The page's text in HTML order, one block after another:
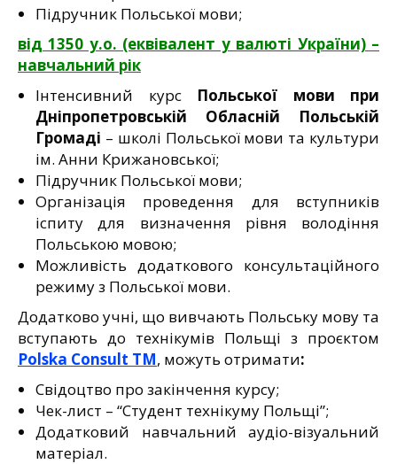
Підручник Польської мови;
від 1350 у.о. (еквівалент у валюті України) –
навчальний рік
Інтенсивний курс Польської мови при
Дніпропетровській Обласній Польській
Громаді – школі Польської мови та культури
ім. Анни Крижановської;
Підручник Польської мови;
Організація проведення для вступників
іспиту для визначення рівня володіння
Польською мовою;
Можливість додаткового консультаційного
режиму з Польської мови.
Додатково учні, що вивчають Польську мову та
вступають до технікумів Польщі з проєктом
Polska Consult TM, можуть отримати:
Свідоцтво про закінчення курсу;
Чек-лист – “Студент технікуму Польщі”;
Додатковий навчальний аудіо-візуальний
матеріал.